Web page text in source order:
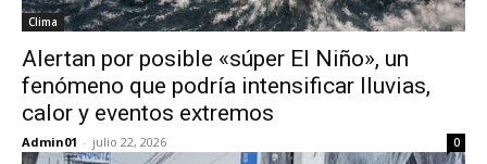
Clima
Alertan por posible «súper El Niño», un
fenómeno que podría intensificar lluvias,
calor y eventos extremos
Admin01 - julio 22, 2026 0